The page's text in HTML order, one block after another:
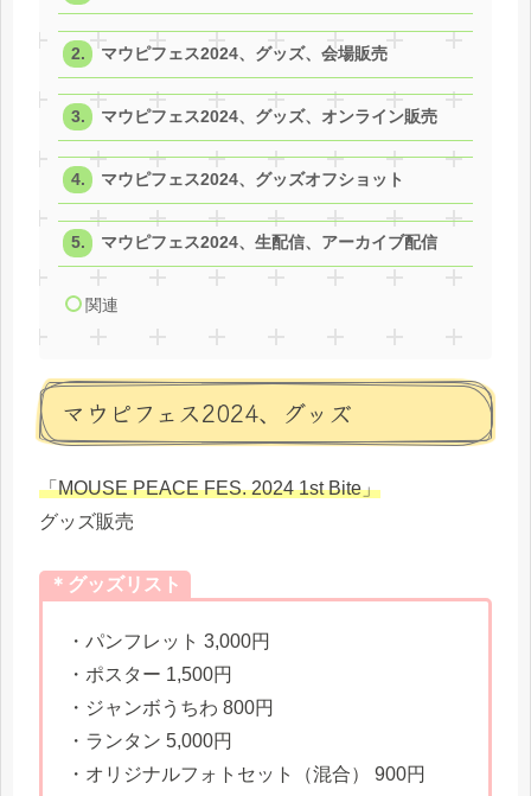
マウピフェス2024、グッズ、会場販売
マウピフェス2024、グッズ、オンライン販売
マウピフェス2024、グッズオフショット
マウピフェス2024、生配信、アーカイブ配信
関連
マウピフェス2024、グッズ
「MOUSE PEACE FES. 2024 1st Bite」
グッズ販売
＊グッズリスト
・パンフレット 3,000円
・ポスター 1,500円
・ジャンボうちわ 800円
・ランタン 5,000円
・オリジナルフォトセット（混合） 900円